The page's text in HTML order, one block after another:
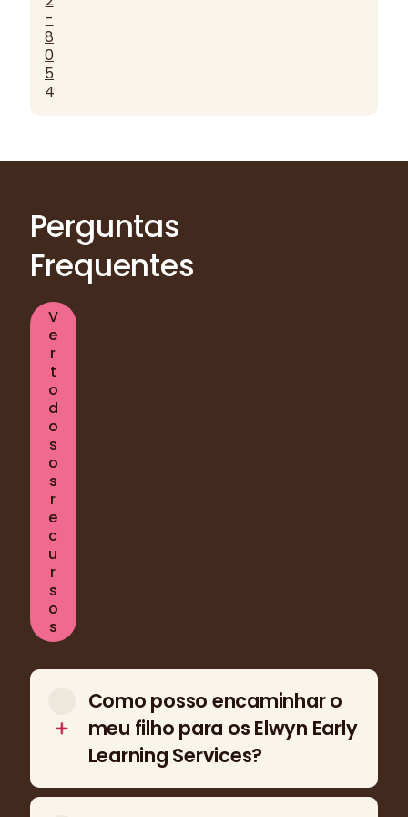
-
8
0
5
4
Perguntas
Frequentes
V
e
r
t
o
d
o
s
o
s
r
e
c
u
r
s
o
s
Como posso encaminhar o
meu filho para os Elwyn Early
Learning Services?
Famílias e parceiros da comunidade